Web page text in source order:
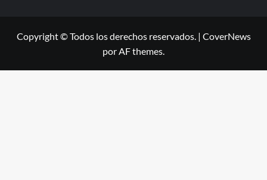
Copyright © Todos los derechos reservados. | CoverNews
por AF themes.